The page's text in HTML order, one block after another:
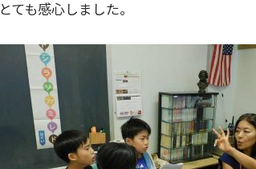
とても感心しました。